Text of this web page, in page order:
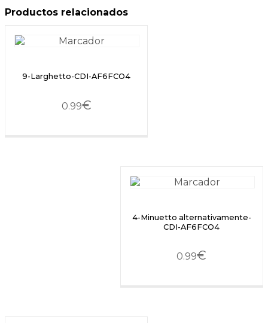
Productos relacionados
9-Larghetto-CDI-AF6FCO4
0.99€
4-Minuetto alternativamente-
CDI-AF6FCO4
0.99€